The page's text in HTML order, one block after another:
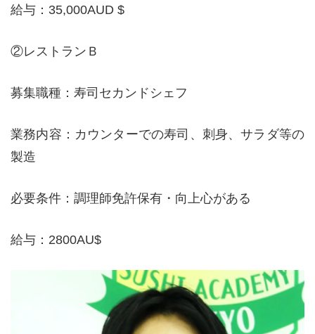
給与：35,000AUD $
②レストランＢ
募集職種：寿司セカンドシェフ
業務内容：カウンターでの寿司、刺身、サラダ等の
製造
必要条件：調理師免許保有・向上心がある
給与：2800AU$